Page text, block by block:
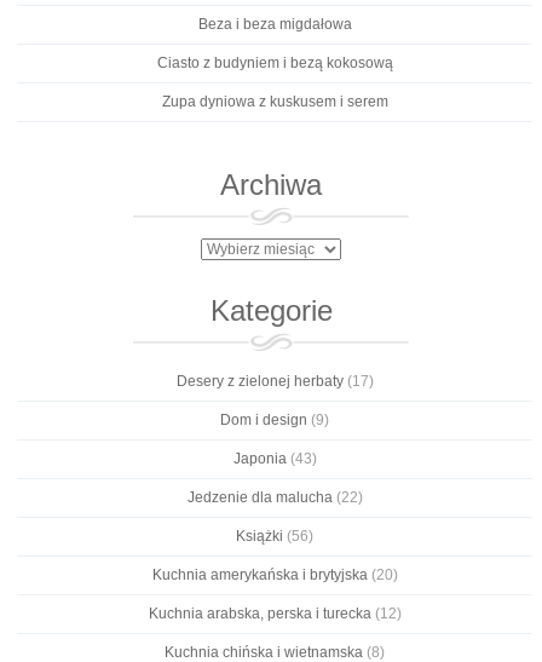
Beza i beza migdałowa
Ciasto z budyniem i bezą kokosową
Zupa dyniowa z kuskusem i serem
Archiwa
Archiwa
Kategorie
Desery z zielonej herbaty(17)
Dom i design (9)
Japonia(43)
Jedzenie dla malucha(22)
Książki (56)
Kuchnia amerykańska i brytyjska(20)
Kuchnia arabska, perska i turecka(12)
Kuchnia chińska i wietnamska (8)